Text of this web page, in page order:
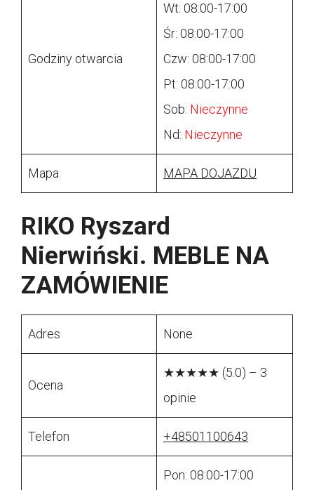
Godziny otwarcia
Wt: 08:00-17:00
Śr: 08:00-17:00
Czw: 08:00-17:00
Pt: 08:00-17:00
Sob: Nieczynne
Nd: Nieczynne
Mapa MAPA DOJAZDU
RIKO Ryszard
Nierwiński. MEBLE NA
ZAMÓWIENIE
Adres None
Ocena
★★★★★ (5.0) – 3
opinie
Telefon +48501100643
Pon: 08:00-17:00